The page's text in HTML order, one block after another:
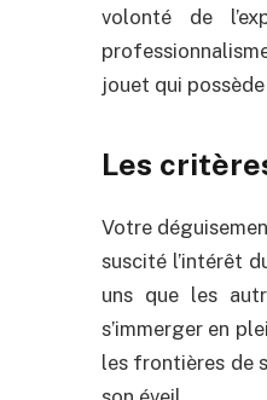
volonté de
jouet qui
Les
Votre
suscité l’intérêt
uns que les
s’immerger en
les frontières de